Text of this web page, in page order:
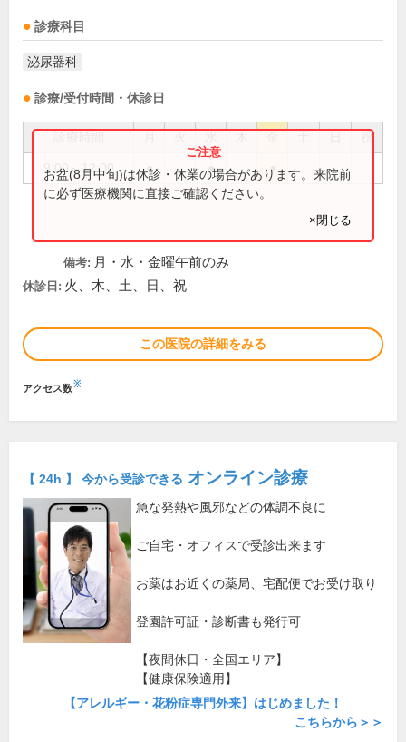
診療科目
泌尿器科
診療/受付時間・休診日
祝
9:00～12:00 ● ● ●
お盆(8月中旬)は休診・休業の場合があります。来院前
に必ず医療機関に直接ご確認ください。
×閉じる
備考: 月・水・金曜午前のみ
休診日: 火、木、土、日、祝
この医院の詳細をみる
アクセス数※
【 24h 】 今から受診できる オンライン診療
急な発熱や風邪などの体調不良に
ご自宅・オフィスで受診出来ます
お薬はお近くの薬局、宅配便でお受け取り
登園許可証・診断書も発行可
【夜間休日・全国エリア】
【健康保険適用】
【アレルギー・花粉症専門外来】はじめました！
こちらから＞＞